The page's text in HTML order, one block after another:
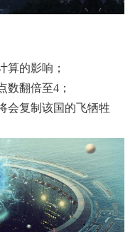
算的影响；
数翻倍至4；
会复制该国的飞牺牲